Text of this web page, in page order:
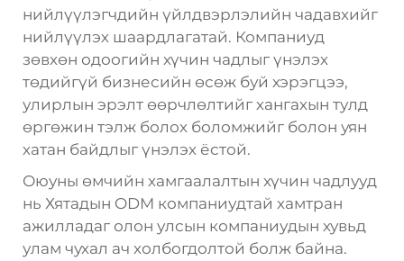
нийлүүлэгчдийн үйлдвэрлэлийн чадавхийг
нийлүүлэх шаардлагатай. Компаниуд
зөвхөн одоогийн хүчин чадлыг үнэлэх
төдийгүй бизнесийн өсөж буй хэрэгцээ,
улирлын эрэлт өөрчлөлтийг хангахын тулд
өргөжин тэлж болох боломжийг болон уян
хатан байдлыг үнэлэх ёстой.
Оюуны өмчийн хамгаалалтын хүчин чадлууд
нь Хятадын ODM компаниудтай хамтран
ажилладаг олон улсын компаниудын хувьд
улам чухал ач холбогдолтой болж байна.